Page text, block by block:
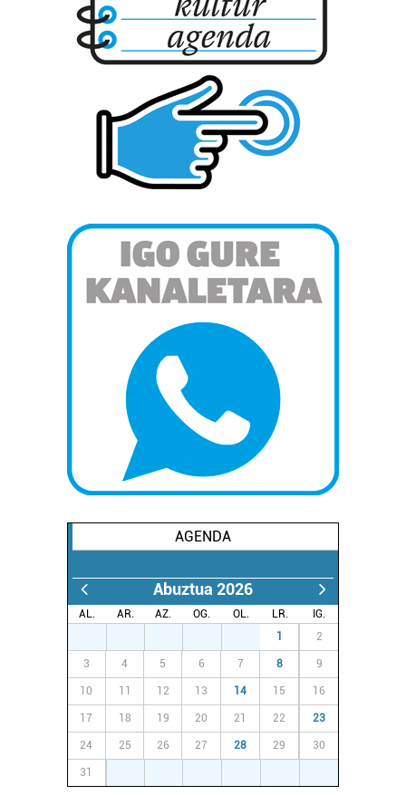
AGENDA
Abuztua 2026
AL. AR. AZ. OG. OL. LR.
IG.
1 2
3 4 5 6 7 8 9
10 11 12 13 14 15 16
17 18 19 20 21 22 23
24 25 26 27 28 29 30
31